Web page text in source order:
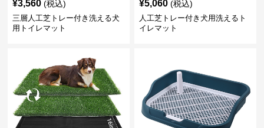
¥3,560 (税込)
三層人工芝トレー付き洗える犬
用トイレマット
¥5,060 (税込)
人工芝トレー付き犬用洗えるト
イレマット